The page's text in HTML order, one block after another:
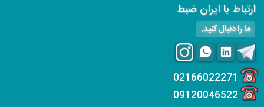
ارتباط با ایران ضبط
ما را دنبال کنید.
02166022271
09120046522